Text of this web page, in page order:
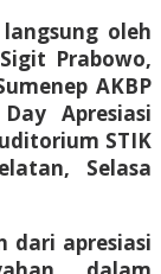
oleh
Prabowo,
AKBP
Apresiasi
STIK
Selasa
dari apresiasi